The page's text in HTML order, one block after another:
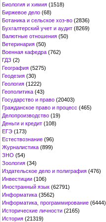
Биология и химия (1518)
Биржевое дело (68)
Ботаника и сельское хоз-во (2836)
Бухгалтерский учет и аудит (8269)
Валютные отношения (50)
Ветеринария (50)
Военная кафедра (762)
ГДЗ (2)
География (5275)
Геодезия (30)
Геология (1222)
Геополитика (43)
Государство и право (20403)
Гражданское право и процесс (465)
Делопроизводство (19)
Деньги и кредит (108)
ЕГЭ (173)
Естествознание (96)
Журналистика (899)
ЗНО (54)
Зоология (34)
Издательское дело и полиграфия (476)
Инвестиции (106)
Иностранный язык (62791)
Информатика (3562)
Информатика, программирование (6444)
Исторические личности (2165)
История (21319)